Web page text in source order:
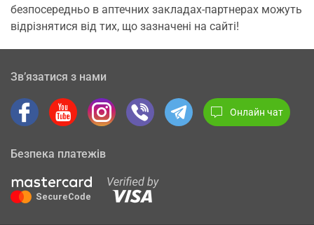
безпосередньо в аптечних закладах-партнерах можуть
відрізнятися від тих, що зазначені на сайті!
Зв’язатися з нами
Онлайн чат
Безпека платежів